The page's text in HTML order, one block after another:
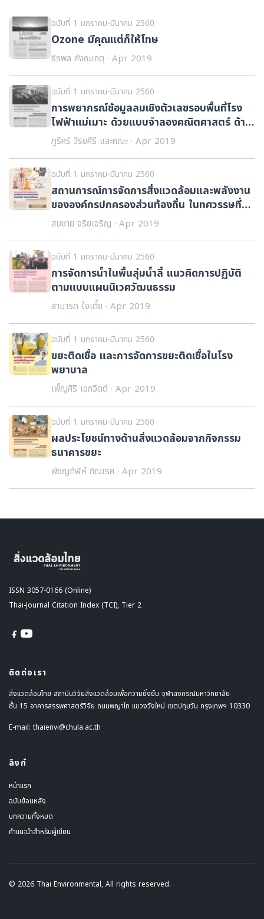
ฉบับที่ 1 มกราคม-มีนาคม 2560
Ozone มีคุณแต่ก็ให้โทษ
ธีรพล คังคะเกตุ · Apr 2019
ฉบับที่ 1 มกราคม-มีนาคม 2560
การพยากรณ์ข้อมูลลมเชิงตัวเลขรอบพื้นที่โรง
ไฟฟ้าแม่เมาะ ด้วยแบบจำลองคณิตศาสตร์ ด้าน
อุตุนิยมวิทยา
ภูริศร์ วิรยศิริ และคณะ · Apr 2019
ฉบับที่ 1 มกราคม-มีนาคม 2560
สถานการณ์การจัดการสิ่งแวดล้อมและพลังงาน
ขององค์กรปกครองส่วนท้องถิ่น ในทศวรรษที่
ผ่านมา
สมชาย จริยเจริญ · Apr 2019
ฉบับที่ 1 มกราคม-มีนาคม 2560
การจัดการน้ำในพื้นลุ่มน้ำลี้ แนวคิดการปฏิบัติ
ตามแบบแผนนิเวศวัฒนธรรม
สามารถ ใจเตี้ย · Apr 2019
ฉบับที่ 1 มกราคม-มีนาคม 2560
ขยะติดเชื้อ และการจัดการขยะติดเชื้อในโรง
พยาบาล
เพ็ญศิริ เอกจิตต์ · Apr 2019
ฉบับที่ 1 มกราคม-มีนาคม 2560
ผลประโยชน์ทางด้านสิ่งแวดล้อมจากกิจกรรม
ธนาคารขยะ
พัชญทัฬห์ กิณเรศ · Apr 2019
ISSN 3057-0166 (Online)
Thai-Journal Citation Index (TCI), Tier 2
ติดต่อเรา
สิ่งแวดล้อมไทย สถาบันวิจัยสิ่งแวดล้อมเพื่อความยั่งยืน จุฬาลงกรณ์มหาวิทยาลัย
ชั้น 15 อาคารสรรพศาสตร์วิจัย ถนนพญาไท แขวงวังใหม่ เขตปทุมวัน กรุงเทพฯ 10330
E-mail: thaienvi@chula.ac.th
ลิงก์
หน้าแรก
ฉบับย้อนหลัง
บทความทั้งหมด
คำแนะนำสำหรับผู้เขียน
© 2026 Thai Environmental, All rights reserved.